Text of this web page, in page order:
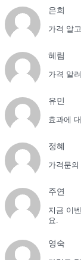
은희
가격 알
혜림
가격 알
유민
효과에
정혜
가격문
주연
지금 이
요.
영숙